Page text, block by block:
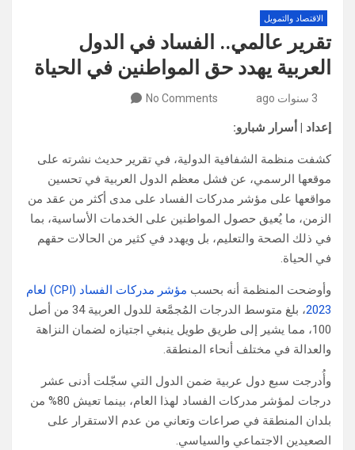
الاقتصاد والتمويل
تقرير عالمي.. الفساد في الدول
العربية يهدد حق المواطنين في الحياة
3 سنوات ago No Comments
إعداد | أسرار شبارو:
كشفت منظمة الشفافية الدولية، في تقرير حديث نشرته على
موقعها الرسمي، عن فشل معظم الدول العربية في تحسين
مواقعها على مؤشر مدركات الفساد على مدى أكثر من عقد من
الزمن، ما يُعيق حصول المواطنين على الخدمات الأساسية، بما
في ذلك الصحة والتعليم، بل ويهدد في كثير من الحالات حقهم
في الحياة.
وأوضحت المنظمة أنه بحسب
مؤشر مدركات الفساد (CPI) لعام
2023
، بلغ متوسط الدرجات المُجمَّعة للدول العربية 34 من أصل
100، مما يشير إلى طريق طويل ينبغي اجتيازه لضمان النزاهة
والعدالة في مختلف أنحاء المنطقة.
وأُدرجت سبع دول عربية ضمن الدول التي سجّلت أدنى عشر
درجات لمؤشر مدركات الفساد لهذا العام، بينما تعيش 80% من
بلدان المنطقة في صراعات وتعاني من عدم الاستقرار على
الصعيدين الاجتماعي والسياسي.